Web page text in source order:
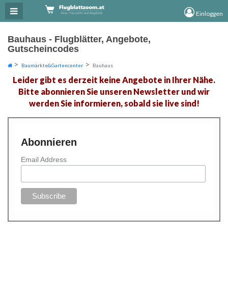
Einloggen
Bauhaus - Flugblätter, Angebote,
Gutscheincodes
Baumärkte&Gartencenter Bauhaus
Leider gibt es derzeit keine Angebote in Ihrer Nähe.
Bitte abonnieren Sie unseren Newsletter und wir
werden Sie informieren, sobald sie live sind!
Abonnieren
Email Address